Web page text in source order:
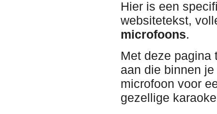
Hier is een
websitetekst,
microfoons.
Met deze pagina
aan die binnen
microfoon voor
gezellige